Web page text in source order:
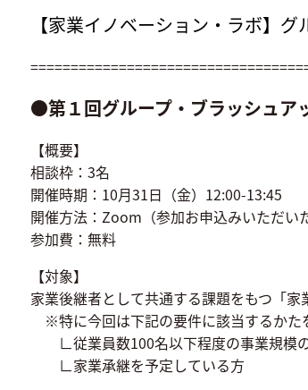
【家業イノベーション・ラボ】
●第１回グループ・ブラッシュア
【概要】
相談枠：3名
開催時期：10月31日（金）12:00-13:45
開催方法：Zoom（参加お申込みいただい
参加費：無料
【対象】
家業後継者として共通する課題をもつ「
※特に今回は下記の要件に該当するかた
∟従業員数100名以下程度の事業規模
∟家業承継を予定している方